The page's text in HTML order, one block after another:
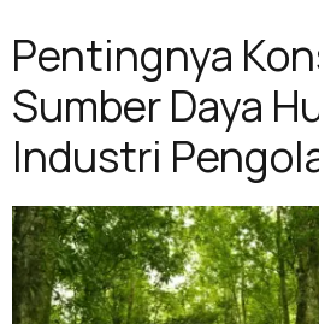
Pentingnya
Sumber Daya
Industri